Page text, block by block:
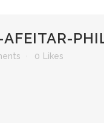
0 Likes